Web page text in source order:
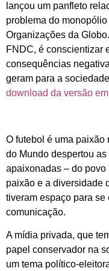
lançou um panfleto
problema do
Organizações da
FNDC, é conscientizar
consequências
geram para a
download da versão
O futebol é uma paixão
do Mundo despertou
apaixonadas – do
paixão e a diversidade
tiveram espaço para
comunicação.
A mídia privada, que
papel conservador na
um tema político-